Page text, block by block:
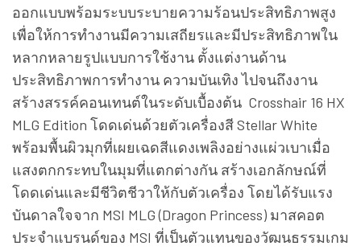
ออกแบบพร้อมระบบระบายความร้อนประสิทธิภาพสูง
เพื่อให้การทำงานมีความเสถียรและมีประสิทธิภาพใน
หลากหลายรูปแบบการใช้งาน ตั้งแต่งานด้าน
ประสิทธิภาพการทำงาน ความบันเทิง ไปจนถึงงาน
สร้างสรรค์คอนเทนต์ในระดับเบื้องต้น Crosshair 16 HX
MLG Edition โดดเด่นด้วยตัวเครื่องสี Stellar White
พร้อมพื้นผิวมุกที่เผยเฉดสีแดงเพลิงอย่างแผ่วเบาเมื่อ
แสงตกกระทบในมุมที่แตกต่างกัน สร้างเอกลักษณ์ที่
โดดเด่นและมีชีวิตชีวาให้กับตัวเครื่อง โดยได้รับแรง
บันดาลใจจาก MSI MLG (Dragon Princess) มาสคอต
ประจำแบรนด์ของ MSI ที่เป็นตัวแทนของวัฒนธรรมเกม